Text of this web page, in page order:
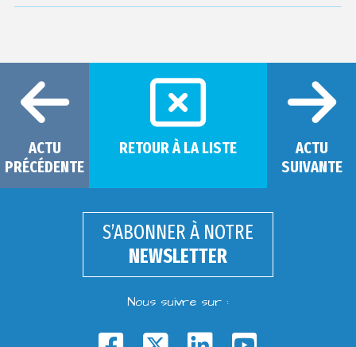
ACTU
PRÉCÉDENTE
RETOUR À LA LISTE
ACTU
SUIVANTE
S’ABONNER À NOTRE
NEWSLETTER
Nous suivre sur :